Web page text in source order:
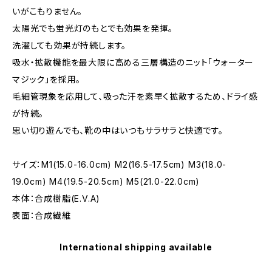
いがこもりません。
太陽光でも蛍光灯のもとでも効果を発揮。
洗濯しても効果が持続します。
吸水・拡散機能を最大限に高める三層構造のニット「ウォーター
マジック」を採用。
毛細管現象を応用して、吸った汗を素早く拡散するため、ドライ感
が持続。
思い切り遊んでも、靴の中はいつもサラサラと快適です。
サイズ：M1(15.0-16.0cm) M2(16.5-17.5cm) M3(18.0-
19.0cm) M4(19.5-20.5cm) M5(21.0-22.0cm)
本体：合成樹脂(E.V.A)
表面：合成繊維
International shipping available